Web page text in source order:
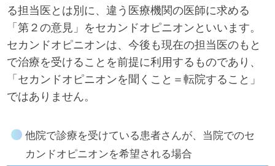
る担当医とは別に、違う医療機関の医師に求める
「第２の意見」をセカンドオピニオンといいます。
セカンドオピニオンは、今後も現在の担当医のもと
で治療を受けることを前提に利用するものであり、
「セカンドオピニオンを聞くこと＝転院すること」
ではありません。
他院で診療を受けている患者さんが、当院でのセ
カンドオピニオンを希望される場合